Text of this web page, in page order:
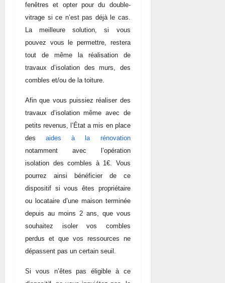
fenêtres et opter pour du double-
vitrage si ce n’est pas déjà le cas.
La meilleure solution, si vous
pouvez vous le permettre, restera
tout de même la réalisation de
travaux d’isolation des murs, des
combles et/ou de la toiture.
Afin que vous puissiez réaliser des
travaux d’isolation même avec de
petits revenus,
l’État a mis en place
desaides à la rénovation
notamment avec l’opération
isolation des combles à 1€. Vous
pourrez ainsi bénéficier de ce
dispositif si vous êtes propriétaire
ou locataire d’une maison terminée
depuis au moins 2 ans, que vous
souhaitez isoler vos combles
perdus et que vos ressources ne
dépassent pas un certain seuil.
Si vous n’êtes pas éligible à ce